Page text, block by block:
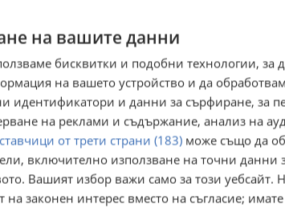
продажба
гр. София
74 500
145 709,34лв
на вашите данни
бисквитки и подобни технологии, за
на вашето устройство и да
идентификатори и данни за сърфиране, за
на реклами и съдържание, анализ на
от трети страни (183) може също да
включително използване на точни данни
Вашият избор важи само за този уебсайт.
законен интерес вместо на съгласие;